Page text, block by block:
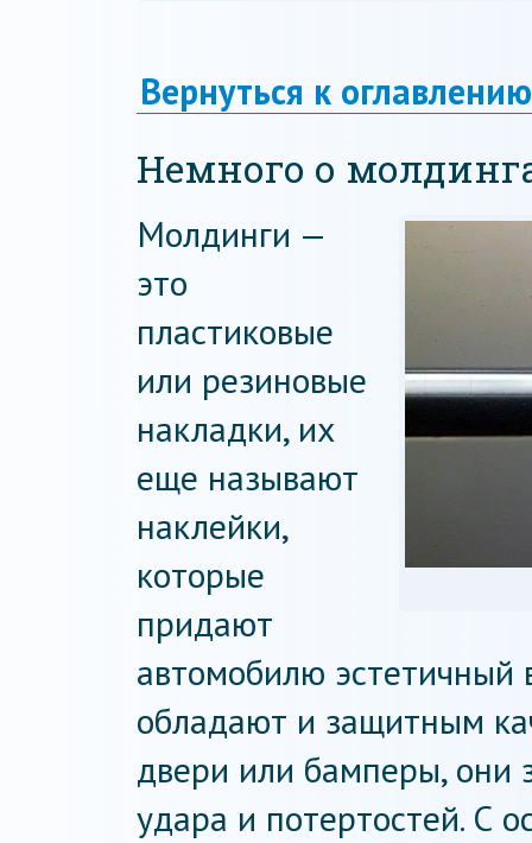
Вернуться к оглавлению
Немного о
Молдинги —
это
пластиковые
или резиновые
накладки, их
еще называют
наклейки,
которые
придают
автомобилю эстетичный
обладают и защитным
двери или бамперы, они
удара и потертостей. С